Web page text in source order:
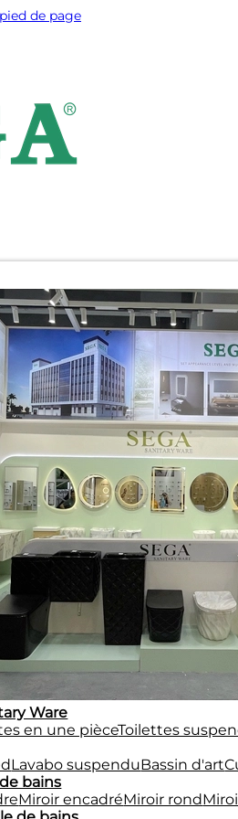
de page
Ware
en une pièceToilettes
Lavabo suspenduBassin d'art
bains
Miroir encadréMiroir rond